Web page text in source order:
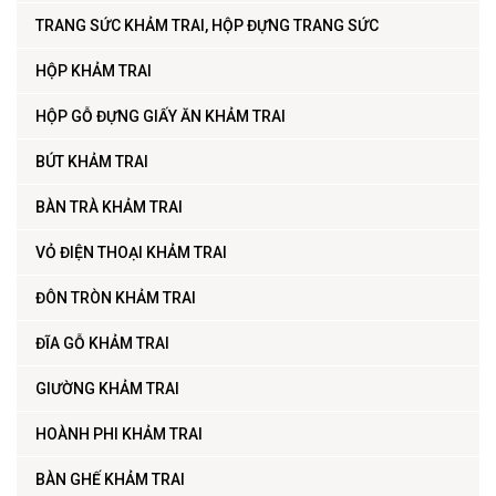
TRANG SỨC KHẢM TRAI, HỘP ĐỰNG TRANG SỨC
HỘP KHẢM TRAI
HỘP GỖ ĐỰNG GIẤY ĂN KHẢM TRAI
BÚT KHẢM TRAI
BÀN TRÀ KHẢM TRAI
VỎ ĐIỆN THOẠI KHẢM TRAI
ĐÔN TRÒN KHẢM TRAI
ĐĨA GỖ KHẢM TRAI
GIƯỜNG KHẢM TRAI
HOÀNH PHI KHẢM TRAI
BÀN GHẾ KHẢM TRAI